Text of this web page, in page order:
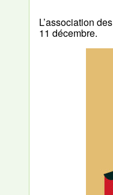
L’association
11 décembre.